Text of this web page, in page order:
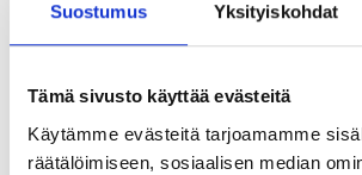
Suostumus Yksityiskohdat
Tämä sivusto käyttää evästeitä
Käytämme evästeitä tarjoamamme
räätälöimiseen, sosiaalisen median